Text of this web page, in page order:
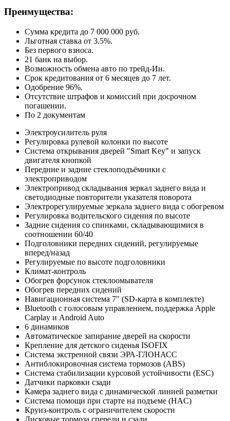
Преимущества:
Сумма кредита до 7 000 000 руб.
Льготная ставка от 3.5%.
Без первого взноса.
21 банк на выбор.
Возможность обмена авто по трейд-Ин.
Срок кредитования от 6 месяцев до 7 лет.
Одобрение 96%.
Отсутствие штрафов и комиссий при досрочном
погашении.
По 2 документам
Электроусилитель руля
Регулировка рулевой колонки по высоте
Система открывания дверей "Smart Key" и запуск
двигателя кнопкой
Передние и задние стеклоподъёмники с
электроприводом
Электропривод складывания зеркал заднего вида и
cветодиодные повторители указателя поворота
Электрорегулируемые зеркала заднего вида с обогревом
Регулировка водительского сидения по высоте
Задние сидения со спинками, складывающимися в
соотношении 60/40
Подголовники передних сидений, регулируемые
вперед/назад
Регулируемые по высоте подголовники
Климат-контроль
Обогрев форсунок стеклоомывателя
Обогрев передних сидений
Навигационная система 7" (SD-карта в комплекте)
Bluetooth с голосовым управлением, поддержка Apple
Carplay и Android Auto
6 динамиков
Автоматическое запирание дверей на скорости
Крепление для детского сиденья ISOFIX
Система экстренной связи ЭРА-ГЛОНАСС
Антиблокировочная система тормозов (ABS)
Система стабилизации курсовой устойчивости (ESC)
Датчики парковки сзади
Камера заднего вида с динамической линией разметки
Система помощи при старте на подъеме (HAC)
Круиз-контроль с ограничителем скорости
Дисковые тормоза спереди и сзади